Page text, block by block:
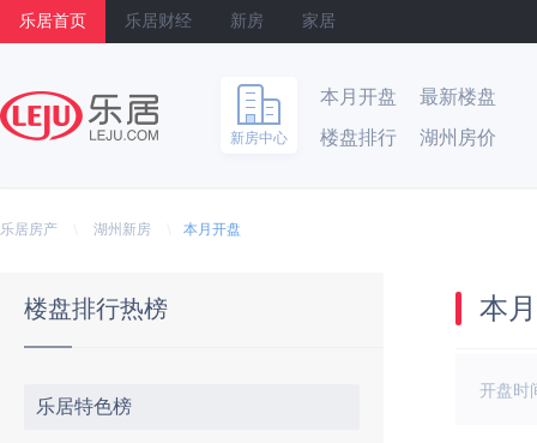
乐居首页 乐居财经 新房 家居
新房中心
本月开盘
最新楼盘
楼盘排行
湖州房价
乐居房产 湖州新房 本月开盘
楼盘排行热榜
乐居特色榜
本
开盘时